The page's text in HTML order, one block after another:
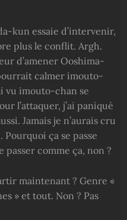
kun essaie d’intervenir,
plus le conflit. Argh.
d’amener Ooshima-
calmer imouto-
vu imouto-chan se
l’attaquer, j’ai paniqué
Jamais je n’aurais cru
ça se passe
passer comme ça, non ?
maintenant ? Genre «
» et tout. Non ? Pas